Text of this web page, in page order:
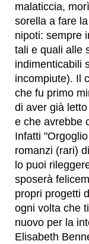
malaticcia,
sorella a fare
nipoti: sempre
tali e quali alle
indimenticabili
incompiute). Il
che fu primo
di aver già
e che avrebbe
Infatti
romanzi (rari)
lo puoi
sposerà
propri progetti
ogni volta che
nuovo per la
Elisabeth